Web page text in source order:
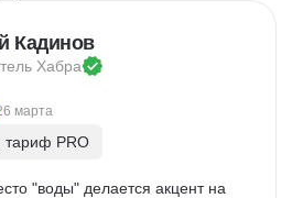
Кадинов
Хабра
марта
тариф PRO
"воды" делается акцент на